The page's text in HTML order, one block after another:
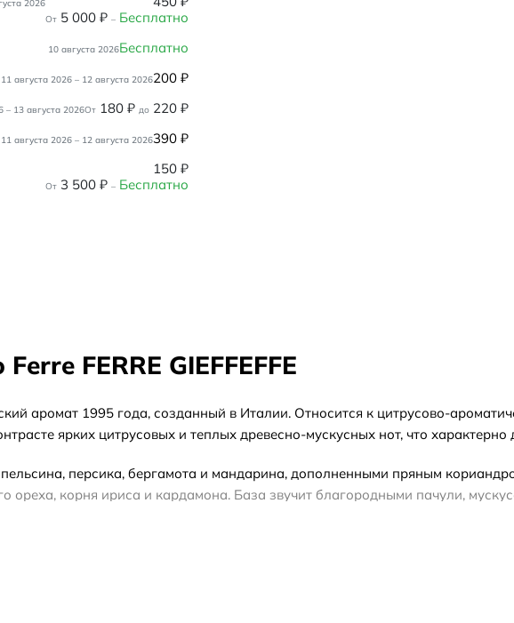
2026
От 5 000 ₽ – Бесплатно
10 августа 2026Бесплатно
11 августа 2026 – 12 августа 2026200 ₽
– 13 августа 2026От 180 ₽ до 220 ₽
11 августа 2026 – 12 августа 2026390 ₽
150 ₽
От 3 500 ₽ – Бесплатно
FERRE GIEFFEFFE
аромат 1995 года, созданный в Италии. Относится к цитрусово-
ярких цитрусовых и теплых древесно-мускусных нот, что
персика, бергамота и мандарина, дополненными пряным
ореха, корня ириса и кардамона. База звучит благородными пачули,
глубину.
флакон в заводской упаковке.